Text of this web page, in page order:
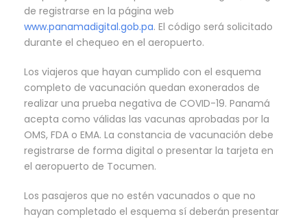
de registrarse en la página web
www.panamadigital.gob.pa. El código será solicitado
durante el chequeo en el aeropuerto.
Los viajeros que hayan cumplido con el esquema
completo de vacunación quedan exonerados de
realizar una prueba negativa de COVID-19. Panamá
acepta como válidas las vacunas aprobadas por la
OMS, FDA o EMA. La constancia de vacunación debe
registrarse de forma digital o presentar la tarjeta en
el aeropuerto de Tocumen.
Los pasajeros que no estén vacunados o que no
hayan completado el esquema sí deberán presentar